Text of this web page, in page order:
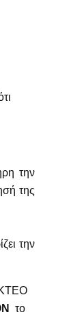
την
της
την
το